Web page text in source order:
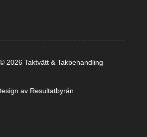
2026 Taktvätt & Takbehandling
av Resultatbyrån